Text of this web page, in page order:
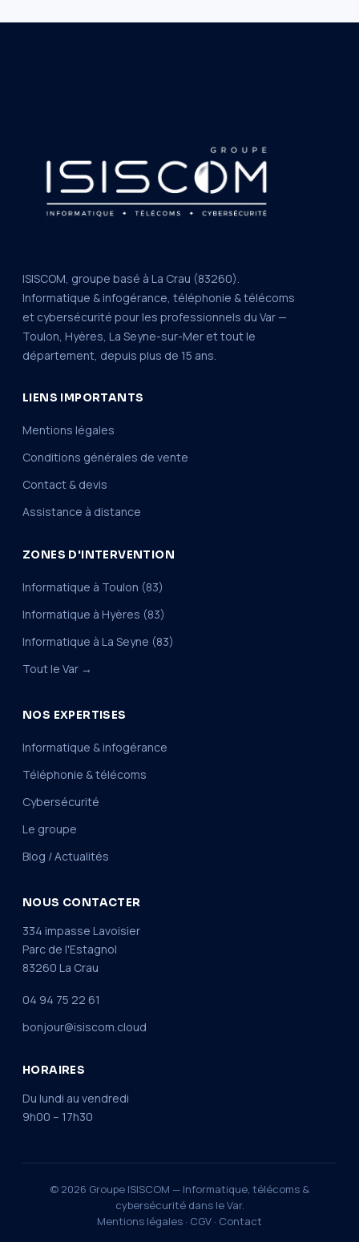
ISISCOM, groupe basé à La Crau (83260).
Informatique & infogérance, téléphonie & télécoms
et cybersécurité pour les professionnels du Var —
Toulon, Hyères, La Seyne-sur-Mer et tout le
département, depuis plus de 15 ans.
LIENS IMPORTANTS
Mentions légales
Conditions générales de vente
Contact & devis
Assistance à distance
ZONES D'INTERVENTION
Informatique à Toulon (83)
Informatique à Hyères (83)
Informatique à La Seyne (83)
Tout le Var →
NOS EXPERTISES
Informatique & infogérance
Téléphonie & télécoms
Cybersécurité
Le groupe
Blog / Actualités
NOUS CONTACTER
334 impasse Lavoisier
Parc de l'Estagnol
83260 La Crau
04 94 75 22 61
bonjour@isiscom.cloud
HORAIRES
Du lundi au vendredi
9h00 – 17h30
© 2026 Groupe ISISCOM — Informatique, télécoms &
cybersécurité dans le Var.
Mentions légales · CGV · Contact